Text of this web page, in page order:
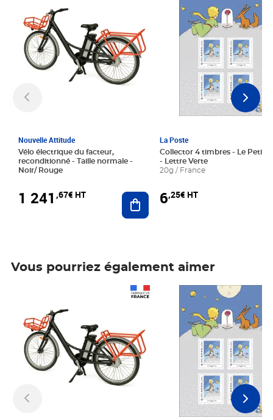
Nouvelle Attitude
Vélo électrique du facteur,
reconditionné - Taille normale -
Noir/ Rouge
1 241 ,67€ HT Ajouter au panier
La Poste
Collector 4 timbres - Le Petit
- Lettre Verte
20g / France
6,25€ HT
Vous pourriez également aimer
Prix 6,25€ HT